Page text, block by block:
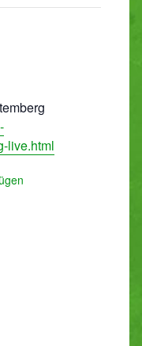
live.html